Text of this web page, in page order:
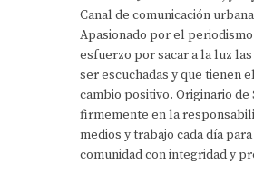
Canal de comunicación
Apasionado por el
esfuerzo por sacar a la luz
ser escuchadas y que tienen
cambio positivo. Originario de
firmemente en la
medios y trabajo cada día
comunidad con integridad y